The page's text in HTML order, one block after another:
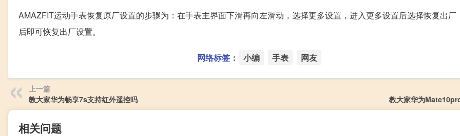
AMAZFIT运动手表恢复原厂设置的步骤为：在手表主界面下滑再向左滑动，选择更多设置，进入更多设置后选择恢复出厂
后即可恢复出厂设置。
网络标签： 小编 手表 网友
上一篇
教大家华为畅享7s支持红外遥控吗
教大家华为
相关问题